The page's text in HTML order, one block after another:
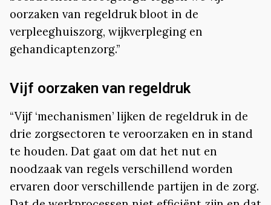
oorzaken van regeldruk bloot in de
verpleeghuiszorg, wijkverpleging en
gehandicaptenzorg.”
Vijf oorzaken van regeldruk
“Vijf ‘mechanismen’ lijken de regeldruk in de
drie zorgsectoren te veroorzaken en in stand
te houden. Dat gaat om dat het nut en
noodzaak van regels verschillend worden
ervaren door verschillende partijen in de zorg.